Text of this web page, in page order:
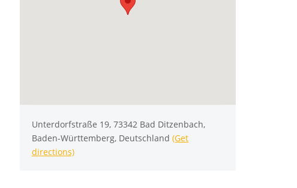
Unterdorfstraße 19, 73342 Bad Ditzenbach,
Baden-Württemberg, Deutschland (Get
directions)